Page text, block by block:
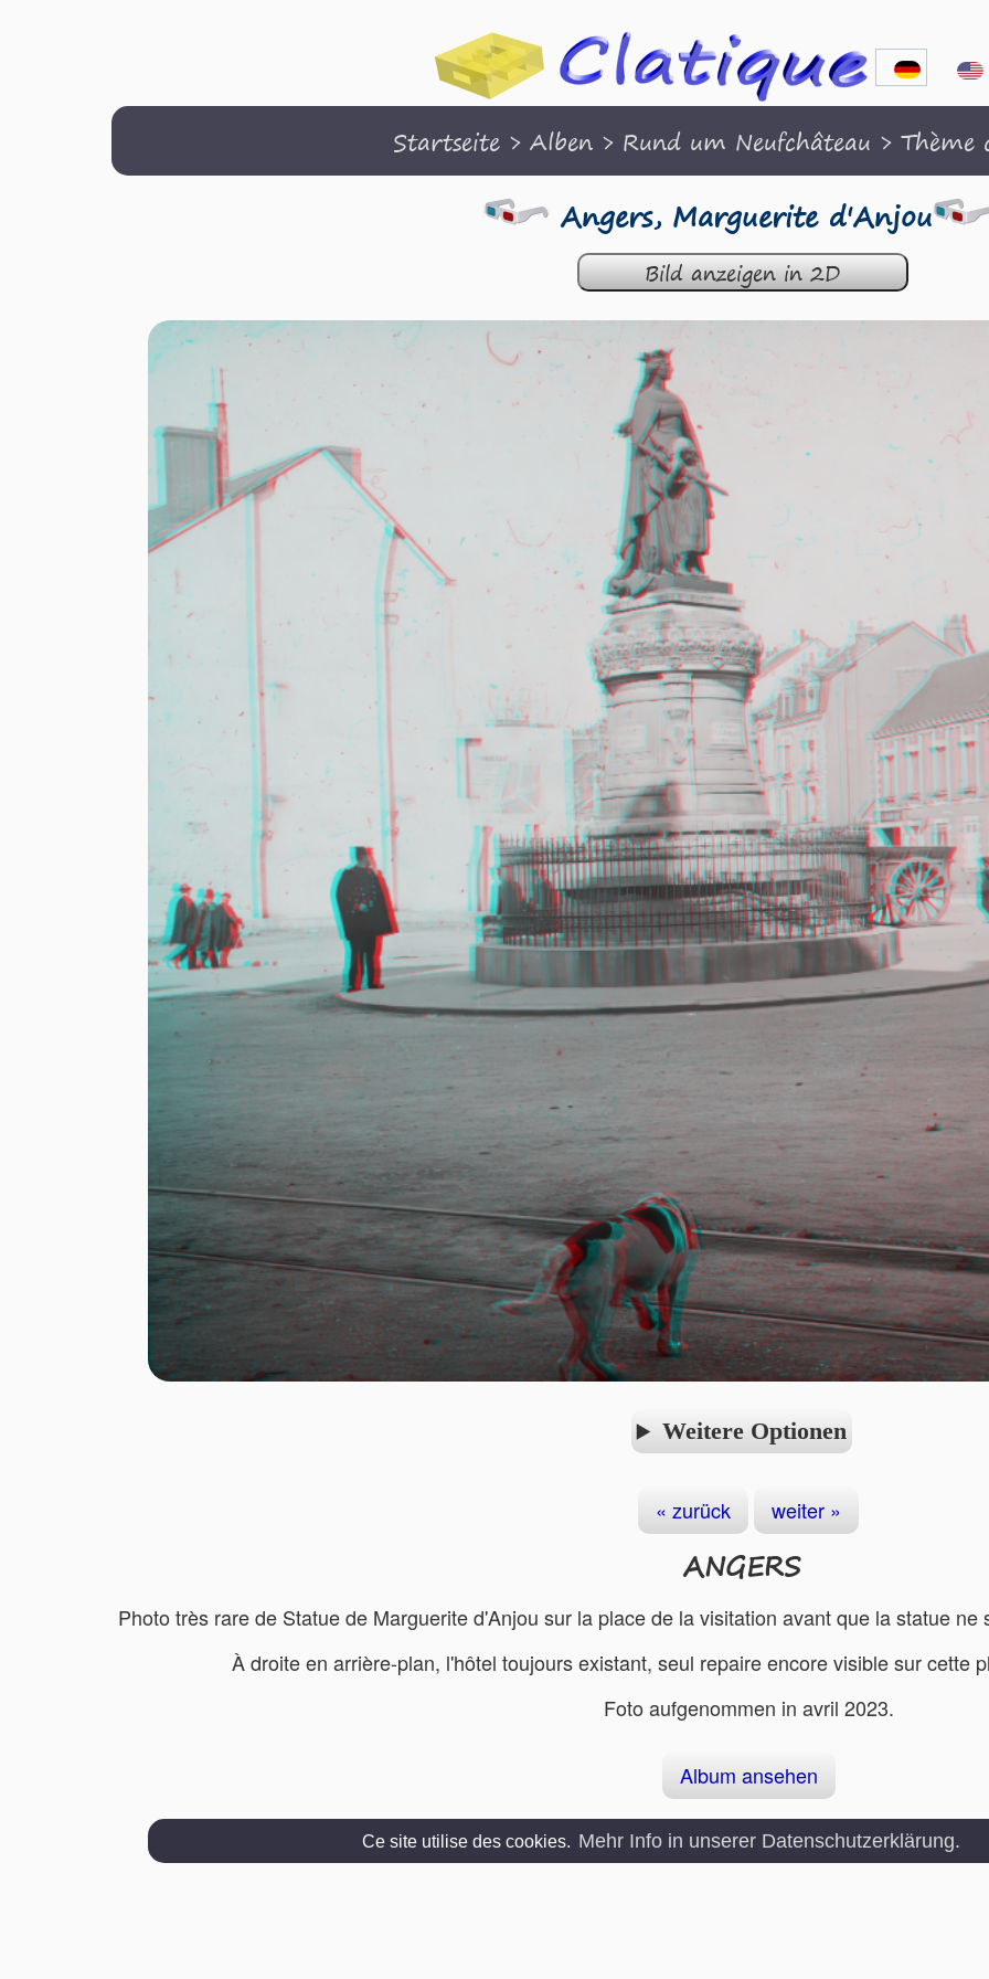
Ce site utilise des cookies. Mehr Info in unserer Datenschutzerklärung.
Startseite >Alben > Rund um Neufchâteau >Thème
Angers, Marguerite d'Anjou
Bild anzeigen in 2D
Weitere Optionen
« zurück weiter »
ANGERS
Photo très rare de Statue de Marguerite d'Anjou sur la place de la visitation avant que la statue
À droite en arrière-plan, l'hôtel toujours existant, seul repaire encore visible sur cette
Foto aufgenommen in avril 2023.
Album ansehen